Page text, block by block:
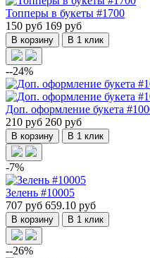
Топперы в букеты #1700
150 руб 169 руб
В корзину В 1 клик
--24%
Доп. оформление букета
210 руб 260 руб
В корзину В 1 клик
-7%
Зелень #10005
707 руб 659.10 руб
В корзину В 1 клик
--26%